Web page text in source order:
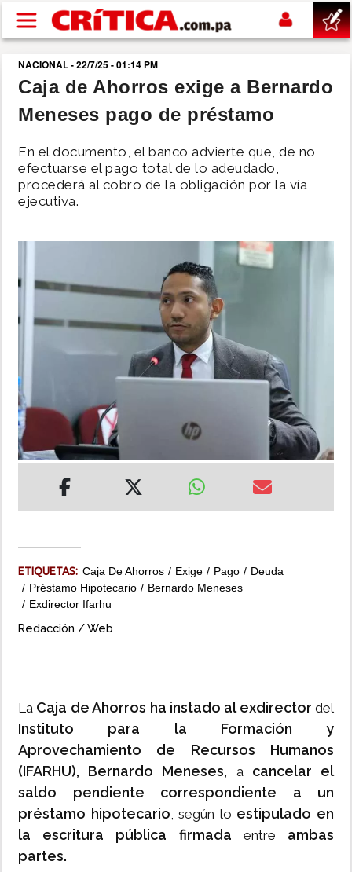
Pasar al contenido principal
buscar
SUCESOS
NACIONAL
POLÍTICA
DEPORTES
INSÓLITAS
MULTIMEDIA
NACIONAL - 22/7/25 - 01:14 PM
Caja de Ahorros exige a Bernardo
Meneses pago de préstamo
En el documento, el banco advierte que, de no
efectuarse el pago total de lo adeudado,
procederá al cobro de la obligación por la vía
ejecutiva.
ETIQUETAS: Caja De Ahorros Exige Pago
Deuda
Préstamo Hipotecario
Bernardo Meneses
Exdirector Ifarhu
Redacción / Web
La Caja de Ahorros ha instado al exdirector del
Instituto para la Formación y
Aprovechamiento de Recursos Humanos
(IFARHU), Bernardo Meneses, a cancelar el
saldo pendiente correspondiente a un
préstamo hipotecario, según lo estipulado en
la escritura pública firmada entre ambas
partes.